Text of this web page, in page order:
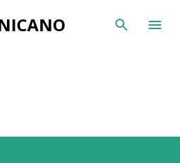
principal